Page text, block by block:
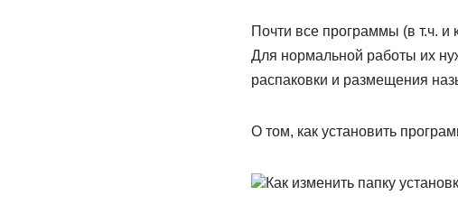
Почти все программы (в т.ч.
Для нормальной работы их
распаковки и размещения
О том, как установить
Как изменить папку